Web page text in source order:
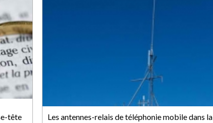
tête
Les antennes-relais de téléphonie mobile dans la